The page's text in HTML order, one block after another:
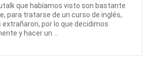
que habíamos visto son bastante
para tratarse de un curso de inglés,
por lo que decidimos
y hacer un ...